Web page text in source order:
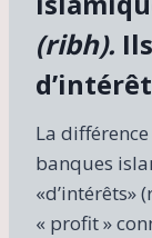
(ribh).
La
banques
«d’intérêts»
« profit »